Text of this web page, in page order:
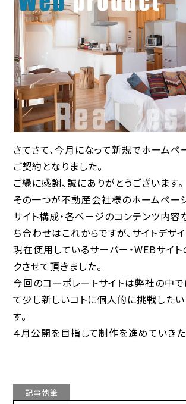
さてさて、今月になって新規でホームペ
ご契約となりました。
ご縁に感謝、誠にありがとうございます。
その一つが不動産会社様のホームペー
サイト構成・各ページのコンテンツ内
ち合わせはこれからですが、サイトデザ
現在使用しているサーバー・WEBサイト
クさせて頂きました。
今回のコーポレートサイトは弊社の中で
て少し新しいコトに個人的に挑戦したい
す。
４月公開を目指して制作を進めていきた
記事執筆